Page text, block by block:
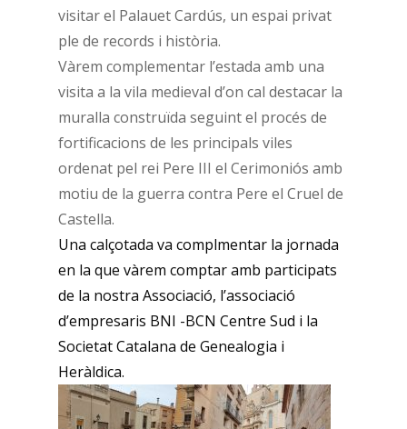
visitar el Palauet Cardús, un espai privat
ple de records i història.
Vàrem complementar l’estada amb una
visita a la vila medieval d’on cal destacar la
muralla construïda seguint el procés de
fortificacions de les principals viles
ordenat pel rei Pere III el Cerimoniós amb
motiu de la guerra contra Pere el Cruel de
Castella.
Una calçotada va complmentar la jornada
en la que vàrem comptar amb participats
de la nostra Associació, l’associació
d’empresaris BNI -BCN Centre Sud i la
Societat Catalana de Genealogia i
Heràldica.